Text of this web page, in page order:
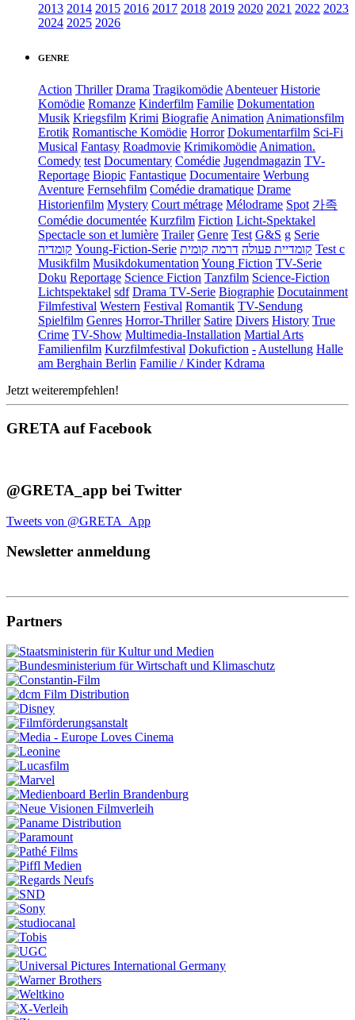
2013 2014 2015 2016 2017 2018 2019 2020 2021 2022 2023
2024 2025 2026
GENRE
Action Thriller Drama Tragikomödie Abenteuer Historie
Komödie Romanze Kinderfilm Familie Dokumentation
Musik Kriegsfilm Krimi Biografie Animation Animationsfilm
Erotik Romantische Komödie Horror Dokumentarfilm Sci-Fi
Musical Fantasy Roadmovie Krimikomödie Animation.
Comedy test Documentary Comédie Jugendmagazin TV-
Reportage Biopic Fantastique Documentaire Werbung
Aventure Fernsehfilm Comédie dramatique Drame
Historienfilm Mystery Court métrage Mélodrame Spot 가족
Comédie documentée Kurzfilm Fiction Licht-Spektakel
Spectacle son et lumière Trailer Genre Test G&S g Serie
קומדיה Young-Fiction-Serie קומדיית פעולה דרמה קומית
Test c
Musikfilm Musikdokumentation Young Fiction TV-Serie
Doku Reportage Science Fiction Tanzfilm Science-Fiction
Lichtspektakel sdf Drama TV-Serie Biographie Docutainment
Filmfestival Western Festival Romantik TV-Sendung
Spielfilm Genres Horror-Thriller Satire Divers History True
Crime TV-Show Multimedia-Installation Martial Arts
Familienfilm Kurzfilmfestival Dokufiction - Austellung Halle
am Berghain Berlin Familie / Kinder Kdrama
Jetzt weiterempfehlen!
GRETA auf Facebook
@GRETA_app bei Twitter
Tweets von @GRETA_App
Newsletter anmeldung
Partners